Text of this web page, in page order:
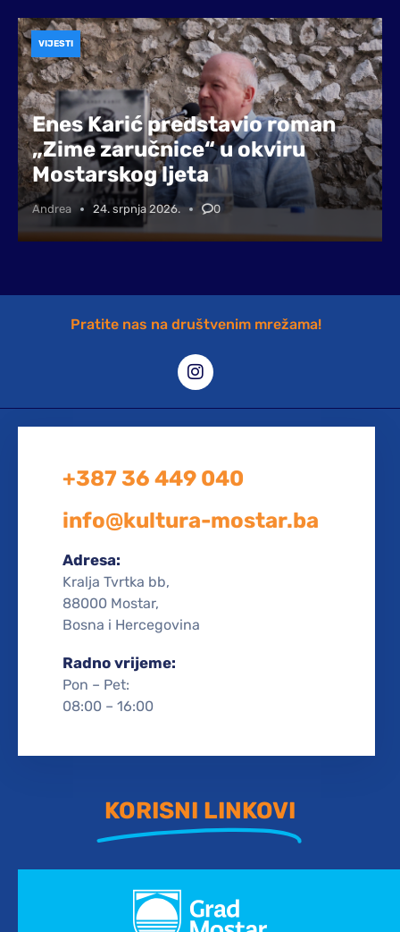
Enes Karić predstavio roman
„Zime zaručnice“ u okviru
Mostarskog ljeta
Andrea 24. srpnja 2026. 0
VIJESTI
Pratite nas na društvenim mrežama!
+387 36 449 040
info@kultura-mostar.ba
Adresa:
Kralja Tvrtka bb,
88000 Mostar,
Bosna i Hercegovina
Radno vrijeme:
Pon – Pet:
08:00 – 16:00
KORISNI LINKOVI